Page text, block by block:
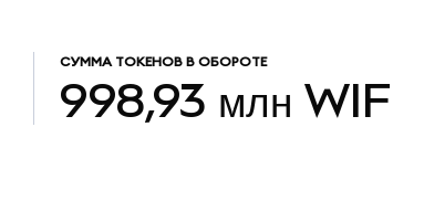
СУММА ТОКЕНОВ В ОБОРОТЕ
998,93 млн WIF